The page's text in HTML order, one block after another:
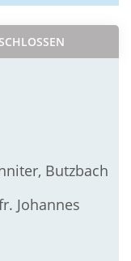
Butzbach
Johannes